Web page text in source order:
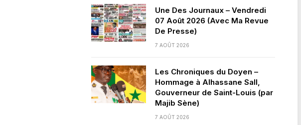
Une Des Journaux – Vendredi
07 Août 2026 (Avec Ma Revue
De Presse)
7 AOÛT 2026
Les Chroniques du Doyen –
Hommage à Alhassane Sall,
Gouverneur de Saint-Louis (par
Majib Sène)
7 AOÛT 2026